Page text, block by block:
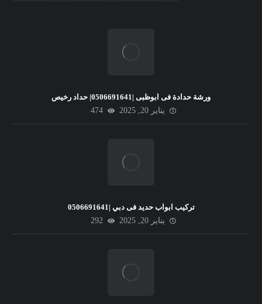
ورشة حدادة فى ابوظبى |0506691641| حداد رخيص
يناير 20, 2025
474
تركيب ابواب حديد فى دبي |0506691641
يناير 20, 2025
292